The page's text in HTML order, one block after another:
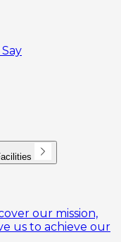
our mission,
us to achieve our